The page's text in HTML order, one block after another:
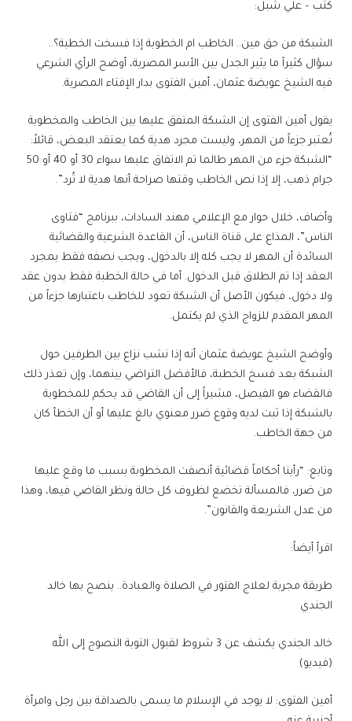
كتب – علي شبل:
الشبكة من حق مين.. الخاطب ام الخطوبة إذا فسخت الخطبة؟..
سؤال كثيرآ ما يثير الجدل بين الأسر المصرية، أوضح الرأي الشرعي
فيه الشيخ عويضة عثمان، أمين الفتوى بدار الإفتاء المصرية.
يقول أمين الفتوى إن الشبكة المتفق عليها بين الخاطب والمخطوبة
تُعتبر جزءاً من المهر، وليست مجرد هدية كما يعتقد البعض، قائلاً:
“الشبكة جزء من المهر طالما تم الاتفاق عليها سواء 30 أو 40 أو 50
جرام ذهب، إلا إذا نص الخاطب وقتها صراحة أنها هدية لا تُرد”.
وأضاف، خلال حوار مع الإعلامي مهند السادات، ببرنامج “فتاوى
الناس”، المذاع على قناة الناس، أن القاعدة الشرعية والقضائية
السائدة أن المهر لا يجب كله إلا بالدخول، ويجب نصفه فقط بمجرد
العقد إذا تم الطلاق قبل الدخول. أما في حالة الخطبة فقط بدون عقد
ولا دخول، فيكون الأصل أن الشبكة تعود للخاطب باعتبارها جزءاً من
المهر المقدم للزواج الذي لم يكتمل.
وأوضح الشيخ عويضة عثمان أنه إذا نشب نزاع بين الطرفين حول
الشبكة بعد فسخ الخطبة، فالأفضل التراضي بينهما، وإن تعذر ذلك
فالقضاء هو الفيصل، مشيراً إلى أن القاضي قد يحكم للمخطوبة
بالشبكة إذا ثبت لديه وقوع ضرر معنوي بالغ عليها أو أن الخطأ كان
من جهة الخاطب.
وتابع: “رأينا أحكاماً قضائية أنصفت المخطوبة بسبب ما وقع عليها
من ضرر، فالمسألة تخضع لظروف كل حالة ونظر القاضي فيها، وهذا
من عدل الشريعة والقانون”.
اقرأ أيضاً:
طريقة مجربة لعلاج الفتور في الصلاة والعبادة.. ينصح بها خالد
الجندي
خالد الجندي يكشف عن 3 شروط لقبول التوبة النصوح إلى الله
(فيديو)
أمين الفتوى: لا يوجد في الإسلام ما يسمى بالصداقة بين رجل وامرأة